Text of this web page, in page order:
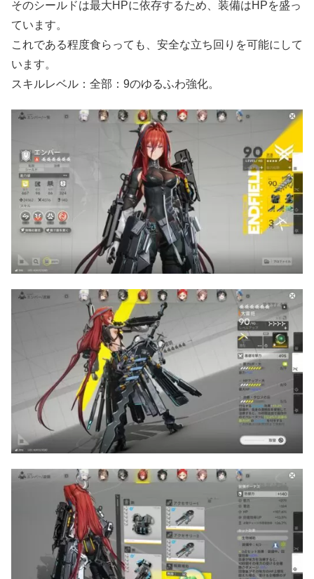
そのシールドは最大HPに依存するため、装備はHPを盛っ
ています。
これである程度食らっても、安全な立ち回りを可能にして
います。
スキルレベル：全部：9のゆるふわ強化。